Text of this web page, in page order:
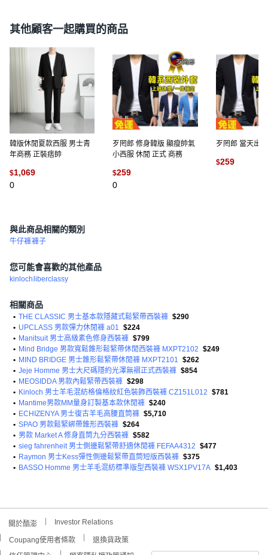
其他顧客一起購買的商品
韓版休閒夏款西服 男士青
年商務 正裝痞帥
$1,069
0
歹罔郎 修身韓版 顯瘦帥氣
小西服 休閒 正式 商務
$259
0
歹罔郎 當天出
$259
與此商品相關的類別
牛仔褲褲子
您可能會喜歡的其他產品
kinloch liberclassy
相關商品
• THE CLASSIC 男士基本款隱藏式鬆緊帶西裝褲 $290
• UPCLASS 男款彈力休閒褲 a01 $224
• Manitsuit 男士高級素色修身西裝褲 $799
• Mind Bridge 男款寬鬆錐形鬆緊帶休閒西裝褲 MXPT2102 $249
• MIND BRIDGE 男士錐形鬆緊帶休閒褲 MXPT2101 $262
• Jeje Homme 男士大尺碼隱約光澤無褶正式西裝褲 $854
• MEOSIDDA 男款內鬆緊帶西裝褲 $298
• Kinloch 男士羊毛混紡格倫格紋紅色裝飾西裝褲 CZ151L012 $781
• Mantime男款MM量身訂製基本款休閒褲 $240
• ECHIZENYA 男士復古羊毛高腰直筒褲 $5,710
• SPAO 男款鬆緊綁帶錐形西裝褲 $264
• 男款 Market A 修身直筒九分西裝褲 $582
• sieg fahrenheit 男士側邊鬆緊帶舒適休閒褲 FEFAA4312 $477
• Raymon 男士Kess彈性側邊鬆緊帶直筒短版西裝褲 $375
• BASSO Homme 男士羊毛混紡標準版型西裝褲 WSX1PV17A $1,403
關於酷澎 Investor Relations
Coupang使用者條款
退換貨政策